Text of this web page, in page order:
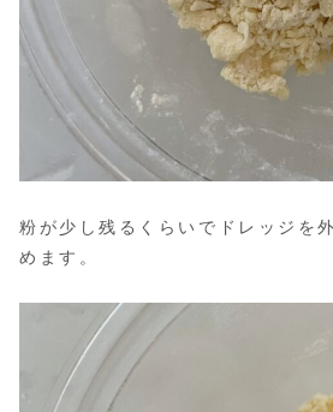
粉が少し残るくらいでドレッジを
めます。